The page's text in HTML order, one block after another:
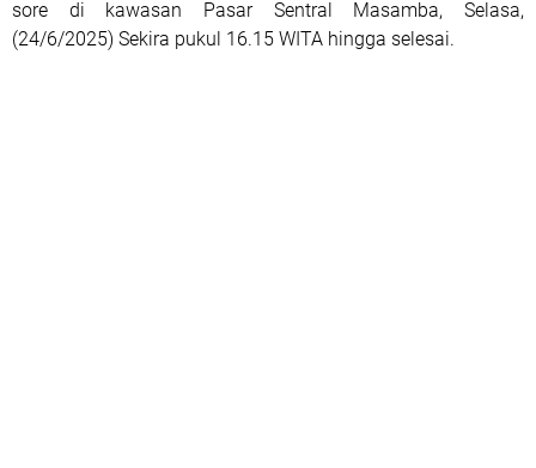
sore di kawasan Pasar Sentral Masamba, Selasa,
(24/6/2025) Sekira pukul 16.15 WITA hingga selesai.